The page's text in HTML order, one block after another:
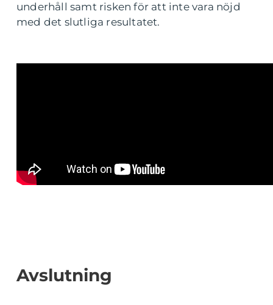
underhåll samt risken för att inte vara nöjd
med det slutliga resultatet.
Avslutning